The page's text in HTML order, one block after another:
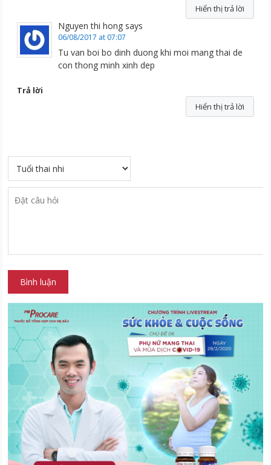
Hiển thị trả lời
Nguyen thi hong says
06/08/2017 at 07:07
Tu van boi bo dinh duong khi moi mang thai de
con thong minh xinh dep
Trả lời
Hiển thị trả lời